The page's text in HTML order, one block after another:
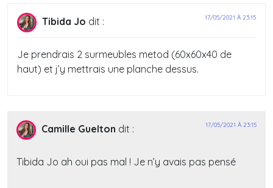
Tibida Jo dit : 17/05/2021 À 23:15
Je prendrais 2 surmeubles metod (60x60x40 de
haut) et j’y mettrais une planche dessus.
Camille Guelton dit : 17/05/2021 À 23:15
Tibida Jo ah oui pas mal ! Je n’y avais pas pensé